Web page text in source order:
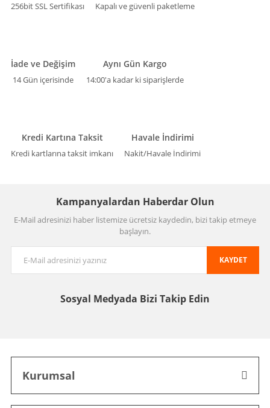
256bit SSL Sertifikası Kapalı ve güvenli paketleme
İade ve Değişim
14 Gün içerisinde
Aynı Gün Kargo
14:00'a kadar ki siparişlerde
Kredi Kartına Taksit
Kredi kartlarına taksit imkanı
Havale İndirimi
Nakit/Havale İndirimi
Kampanyalardan Haberdar Olun
E-Mail adresinizi haber listemize ücretsiz kaydedin, bizi takip etmeye
başlayın.
KAYDET
Sosyal Medyada Bizi Takip Edin
Kurumsal